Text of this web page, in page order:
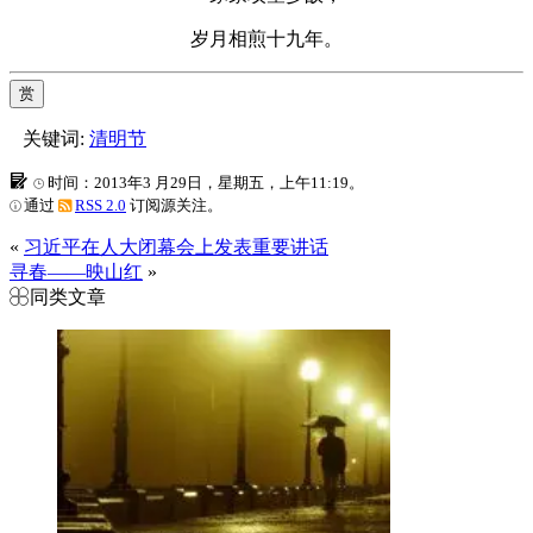
岁月相煎十九年。
赏
关键词: 清明节
时间：2013年3 月29日，星期五，上午11:19。
通过
RSS 2.0 订阅源关注。
« 习近平在人大闭幕会上发表重要讲话
寻春——映山红 »
同类文章